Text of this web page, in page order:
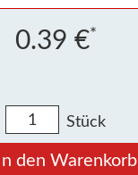
0.39 €*
Stück
In den Warenkorb